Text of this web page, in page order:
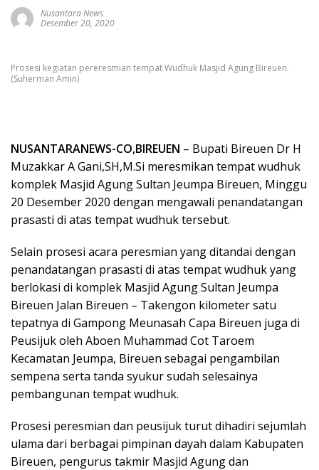
Nusantara News
Desember 20, 2020
Prosesi kegiatan pereresmian tempat Wudhuk Masjid Agung Bireuen.
(Suherman Amin)
NUSANTARANEWS-CO,BIREUEN – Bupati Bireuen Dr H
Muzakkar A Gani,SH,M.Si meresmikan tempat wudhuk
komplek Masjid Agung Sultan Jeumpa Bireuen, Minggu
20 Desember 2020 dengan mengawali penandatangan
prasasti di atas tempat wudhuk tersebut.
Selain prosesi acara peresmian yang ditandai dengan
penandatangan prasasti di atas tempat wudhuk yang
berlokasi di komplek Masjid Agung Sultan Jeumpa
Bireuen Jalan Bireuen – Takengon kilometer satu
tepatnya di Gampong Meunasah Capa Bireuen juga di
Peusijuk oleh Aboen Muhammad Cot Taroem
Kecamatan Jeumpa, Bireuen sebagai pengambilan
sempena serta tanda syukur sudah selesainya
pembangunan tempat wudhuk.
Prosesi peresmian dan peusijuk turut dihadiri sejumlah
ulama dari berbagai pimpinan dayah dalam Kabupaten
Bireuen, pengurus takmir Masjid Agung dan